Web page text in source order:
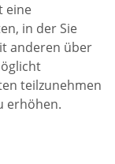
eine
in der Sie
anderen über
teilzunehmen
erhöhen.